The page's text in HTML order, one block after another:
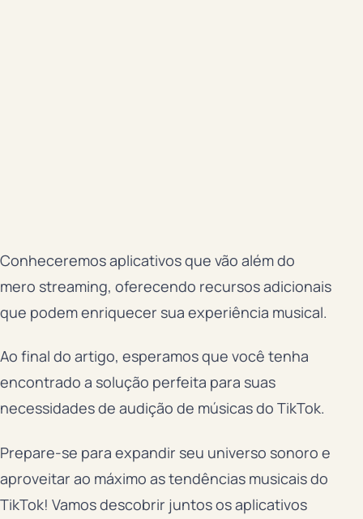
Conheceremos aplicativos que vão além do
mero streaming, oferecendo recursos adicionais
que podem enriquecer sua experiência musical.
Ao final do artigo, esperamos que você tenha
encontrado a solução perfeita para suas
necessidades de audição de músicas do TikTok.
Prepare-se para expandir seu universo sonoro e
aproveitar ao máximo as tendências musicais do
TikTok! Vamos descobrir juntos os aplicativos